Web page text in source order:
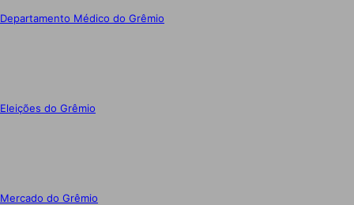
Departamento Médico do Grêmio
Eleições do Grêmio
Mercado do Grêmio